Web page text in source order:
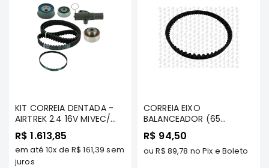
Pajero
Correias
Filtros
KIT CORREIA DENTADA -
AIRTREK 2.4 16V MIVEC/
GRANDIS 2.4 16V MIVEC -
SKF
R$ 1.613,85
em até 10x de R$ 161,39 sem
juros
CORREIA EIXO
BALANCEADOR (65
DENTES) - AIRTREK/
SPACE/ GALANT TDS/
ECLIPSE TDS/ TRITON 2.4 -
R$ 94,50
ouR$ 89,78 no Pix e Boleto